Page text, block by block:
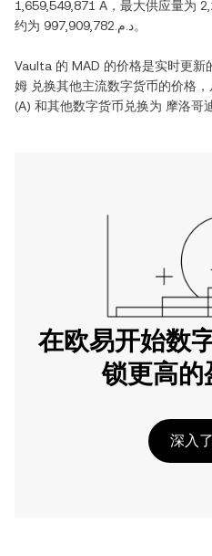
1,659,549,871 A ，最大供应量为
约为
د.م.997,909,782。
Vaulta 的 MAD 的价格是实时更新
姆 兑换其他主流数字货币的价格
(A) 和其他数字货币兑换为 摩洛哥
在欧易开始数
锁更高的
深入